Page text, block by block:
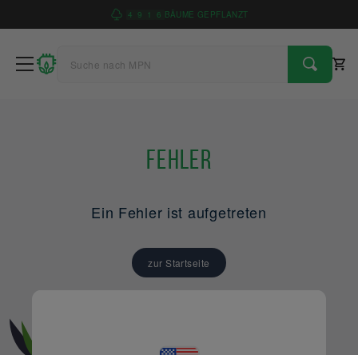
4 9 1 6 BÄUME GEPFLANZT
Fehler
Ein Fehler ist aufgetreten
zur Startseite